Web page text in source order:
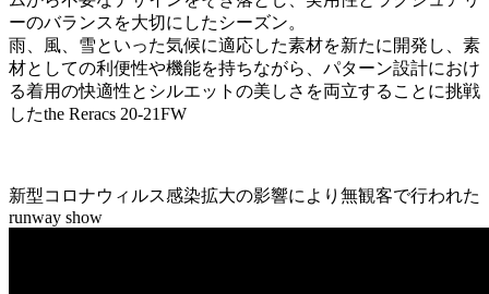
ーのバランスを大切にしたシーズン。
雨、風、雪といった気候に適応した素材を新たに開発し、素
材としての利便性や機能を持ちながら、パターン設計におけ
る着用の快適性とシルエットの美しさを両立することに挑戦
したthe Reracs 20-21FW
新型コロナウィルス感染拡大の影響により無観客で行われた
runway show